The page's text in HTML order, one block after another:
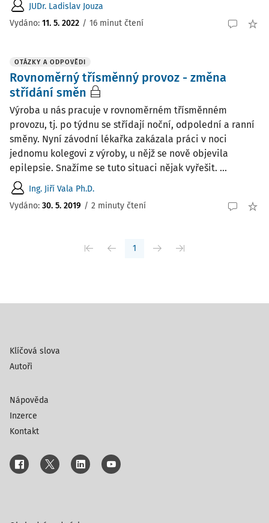
JUDr. Ladislav Jouza
Vydáno: 11. 5. 2022 / 16 minut čtení
OTÁZKY A ODPOVĚDI
Rovnoměrný třísměnný provoz - změna
střídání směn
Výroba u nás pracuje v rovnoměrném třísměnném
provozu, tj. po týdnu se střídají noční, odpolední a ranní
směny. Nyní závodní lékařka zakázala práci v noci
jednomu kolegovi z výroby, u nějž se nově objevila
epilepsie. Snažíme se tuto situaci nějak vyřešit. ...
Ing. Jiří Vala Ph.D.
Vydáno: 30. 5. 2019 / 2 minuty čtení
1
Klíčová slova
Autoři
Nápověda
Inzerce
Kontakt